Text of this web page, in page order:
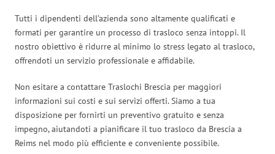
Tutti i dipendenti dell’azienda sono altamente qualificati e
formati per garantire un processo di trasloco senza intoppi. Il
nostro obiettivo è ridurre al minimo lo stress legato al trasloco,
offrendoti un servizio professionale e affidabile.
Non esitare a contattare Traslochi Brescia per maggiori
informazioni sui costi e sui servizi offerti. Siamo a tua
disposizione per fornirti un preventivo gratuito e senza
impegno, aiutandoti a pianificare il tuo trasloco da Brescia a
Reims nel modo più efficiente e conveniente possibile.